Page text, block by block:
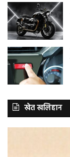
खेत खलिहान